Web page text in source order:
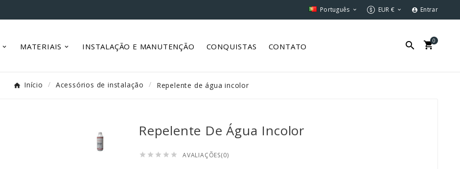
Português  EUR €   Entrar
MATERIAIS INSTALAÇÃO E MANUTENÇÃO CONQUISTAS CONTATO  0
Início Acessórios de instalação Repelente de água incolor
Repelente De Água Incolor
     AVALIAÇÕES(0)